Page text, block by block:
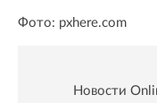
Фото: pxhere.com
Новости